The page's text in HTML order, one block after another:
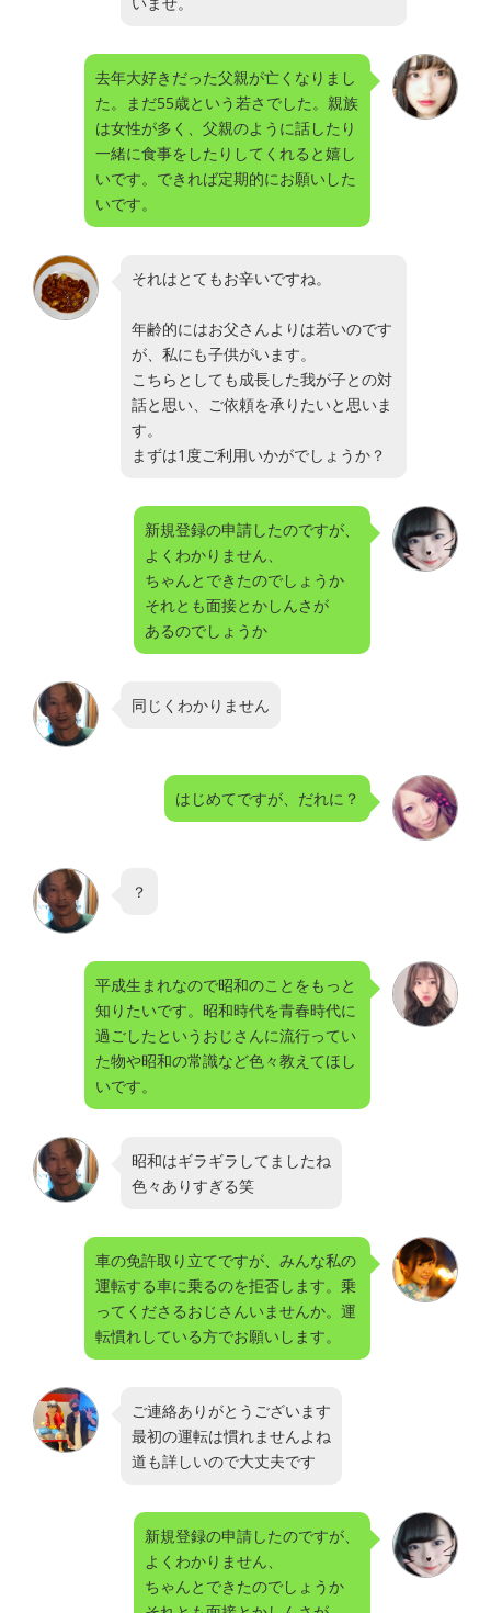
去年大好きだった父親が亡くなりまし
た。まだ55歳という若さでした。親族
は女性が多く、父親のように話したり
一緒に食事をしたりしてくれると嬉し
いです。できれば定期的にお願いした
いです。
それはとてもお辛いですね。
年齢的にはお父さんよりは若いのです
が、私にも子供がいます。
こちらとしても成長した我が子との対
話と思い、ご依頼を承りたいと思いま
す。
まずは1度ご利用いかがでしょうか？
新規登録の申請したのですが、
よくわかりません、
ちゃんとできたのでしょうか
それとも面接とかしんさが
あるのでしょうか
同じくわかりません
はじめてですが、だれに？
？
平成生まれなので昭和のことをもっと
知りたいです。昭和時代を青春時代に
過ごしたというおじさんに流行ってい
た物や昭和の常識など色々教えてほし
いです。
昭和はギラギラしてましたね
色々ありすぎる笑
車の免許取り立てですが、みんな私の
運転する車に乗るのを拒否します。乗
ってくださるおじさんいませんか。運
転慣れしている方でお願いします。
ご連絡ありがとうございます
最初の運転は慣れませんよね
道も詳しいので大丈夫です
新規登録の申請したのですが、
よくわかりません、
ちゃんとできたのでしょうか